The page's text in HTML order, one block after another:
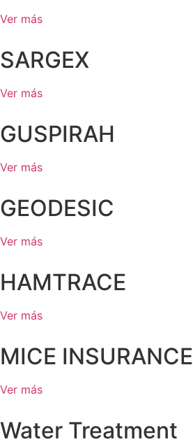
Ver más
SARGEX
Ver más
GUSPIRAH
Ver más
GEODESIC
Ver más
HAMTRACE
Ver más
MICE INSURANCE
Ver más
Water Treatment